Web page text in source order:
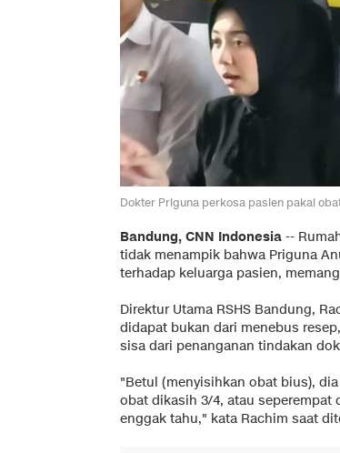
Dokter Priguna perkosa pasien pakai
Bandung, CNN Indonesia --
tidak menampik bahwa Priguna
terhadap keluarga pasien,
Direktur Utama RSHS Bandung,
didapat bukan dari menebus
sisa dari penanganan tindakan
"Betul (menyisihkan obat bius), dia
obat dikasih 3/4, atau seperempat
enggak tahu," kata Rachim saat